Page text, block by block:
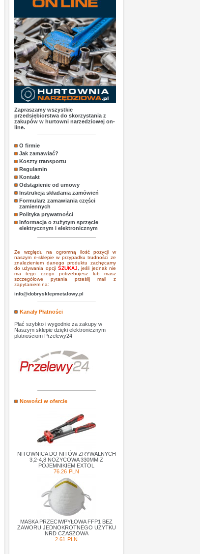
Zapraszamy wszystkie
przedsiębiorstwa do skorzystania z
zakupów w hurtowni narzedziowej on-
line.
O firmie
Jak zamawiać?
Koszty transportu
Regulamin
Kontakt
Odstąpienie od umowy
Instrukcja składania zamówień
Formularz zamawiania części
zamiennych
Polityka prywatności
Informacja o zużytym sprzęcie
elektrycznym i elektronicznym
Ze względu na ogromną ilość pozycji w
naszym e-sklepie w przypadku trudności ze
znalezieniem danego produktu zachęcamy
do używania opcjiSZUKAJ ,jeśli jednak nie
ma tego czego potrzebujesz lub masz
szczegółowe pytania prześlij mail z
zapytaniem na:
info@dobrysklepmetalowy.pl
Kanały Płatności
Płać szybko i wygodnie za zakupy w
Naszym sklepie dzięki elektronicznym
płatnościom Przelewy24
Nowości w ofercie
NITOWNICA DO NITÓW ZRYWALNYCH
3,2-4,8 NOŻYCOWA 330MM Z
POJEMNIKIEM EXTOL
76.26 PLN
MASKA PRZECIWPYŁOWA FFP1 BEZ
ZAWORU JEDNOKROTNEGO UŻYTKU
NRD CZASZOWA
2.61 PLN